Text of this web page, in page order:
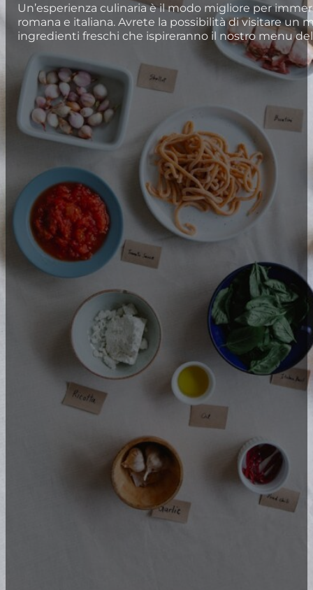
Un’esperienza culinaria è il modo migliore per
romana e italiana. Avrete la possibilità di visitare un
ingredienti freschi che ispireranno il nostro menu